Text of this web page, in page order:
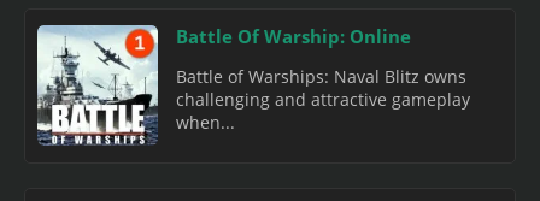
Battle Of Warship: Online
Battle of Warships: Naval Blitz owns
challenging and attractive gameplay
when...